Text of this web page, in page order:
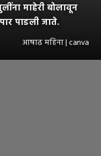
माहेरी बोलावून
पाडली जाते.
आषाढ महिना | canva